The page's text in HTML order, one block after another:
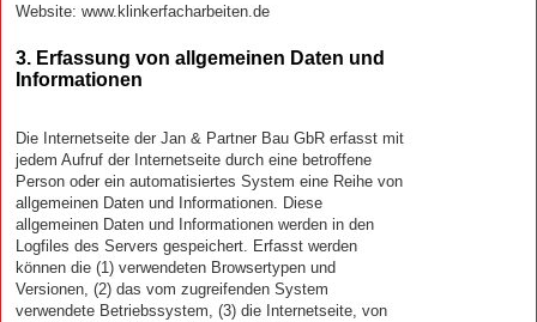
Website: www.klinkerfacharbeiten.de
3. Erfassung von allgemeinen Daten und
Informationen
Die Internetseite der Jan & Partner Bau GbR erfasst mit
jedem Aufruf der Internetseite durch eine betroffene
Person oder ein automatisiertes System eine Reihe von
allgemeinen Daten und Informationen. Diese
allgemeinen Daten und Informationen werden in den
Logfiles des Servers gespeichert. Erfasst werden
können die (1) verwendeten Browsertypen und
Versionen, (2) das vom zugreifenden System
verwendete Betriebssystem, (3) die Internetseite, von